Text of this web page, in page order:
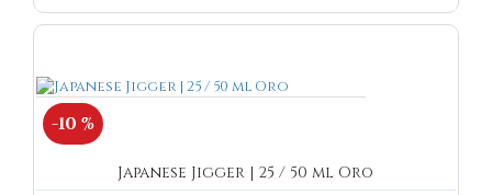
-10 %
Japanese Jigger | 25 / 50 ml Oro